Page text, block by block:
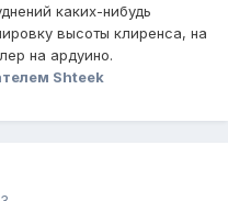
каких-нибудь
высоты клиренса, на
на ардуино.
Shteek